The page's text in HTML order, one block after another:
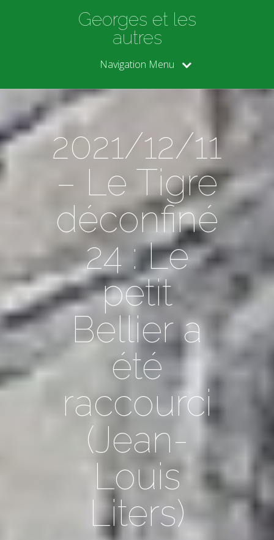
Georges et les
autres
Navigation Menu
2021/12/11
– Le Tigre
déconfiné
24 : Le
petit
Bellier a
été
raccourci
(Jean-
Louis
Liters)